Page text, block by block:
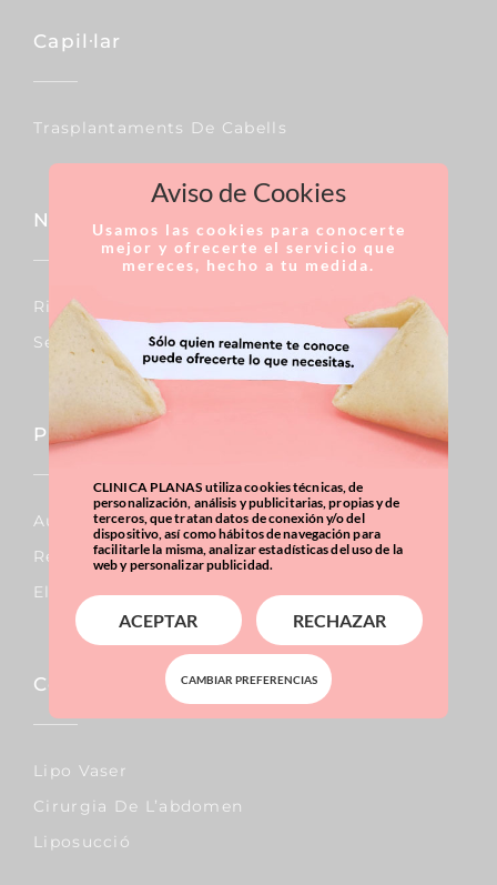
Capil·lar
Trasplantaments De Cabells
Nas
Rinoplàstia
Septoplàstia
Pit
Augment De Mames
Reducció De Mames
Elevació De Mames
Corporal
Lipo Vaser
Cirurgia De L’abdomen
Liposucció
Aviso de Cookies
Usamos las cookies para conocerte
mejor y ofrecerte el servicio que
mereces, hecho a tu medida.
CLINICA PLANAS utiliza cookies técnicas, de
personalización, análisis y publicitarias, propias y de
terceros, que tratan datos de conexión y/o del
dispositivo, así como hábitos de navegación para
facilitarle la misma, analizar estadísticas del uso de la
web y personalizar publicidad.
ACEPTAR RECHAZAR
CAMBIAR PREFERENCIAS